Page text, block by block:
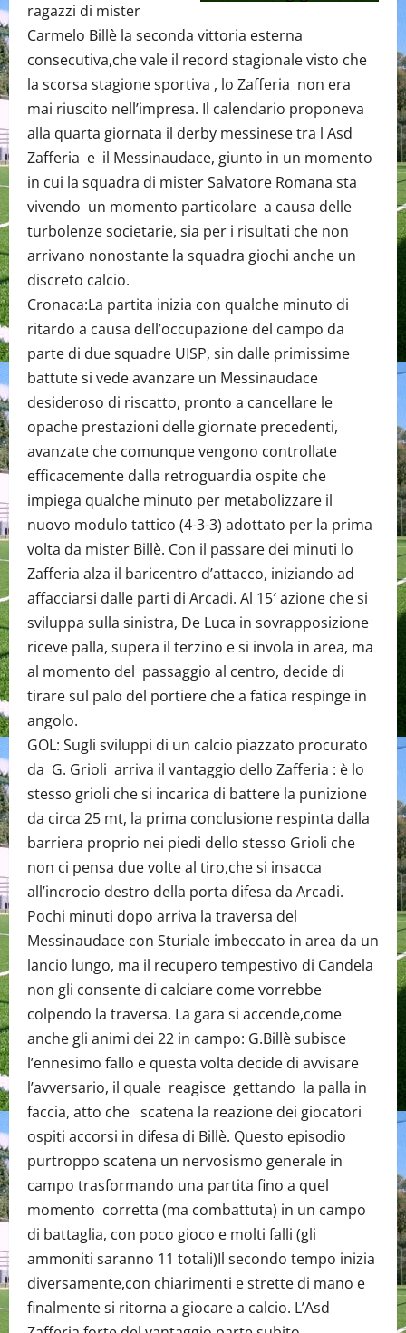
ragazzi di mister
Carmelo Billè la seconda vittoria esterna
consecutiva,che vale il record stagionale visto che
la scorsa stagione sportiva , lo Zafferia non era
mai riuscito nell’impresa. Il calendario proponeva
alla quarta giornata il derby messinese tra l Asd
Zafferia e il Messinaudace, giunto in un momento
in cui la squadra di mister Salvatore Romana sta
vivendo un momento particolare a causa delle
turbolenze societarie, sia per i risultati che non
arrivano nonostante la squadra giochi anche un
discreto calcio.
Cronaca:La partita inizia con qualche minuto di
ritardo a causa dell’occupazione del campo da
parte di due squadre UISP, sin dalle primissime
battute si vede avanzare un Messinaudace
desideroso di riscatto, pronto a cancellare le
opache prestazioni delle giornate precedenti,
avanzate che comunque vengono controllate
efficacemente dalla retroguardia ospite che
impiega qualche minuto per metabolizzare il
nuovo modulo tattico (4-3-3) adottato per la prima
volta da mister Billè. Con il passare dei minuti lo
Zafferia alza il baricentro d’attacco, iniziando ad
affacciarsi dalle parti di Arcadi. Al 15′ azione che si
sviluppa sulla sinistra, De Luca in sovrapposizione
riceve palla, supera il terzino e si invola in area, ma
al momento del passaggio al centro, decide di
tirare sul palo del portiere che a fatica respinge in
angolo.
GOL: Sugli sviluppi di un calcio piazzato procurato
da G. Grioli arriva il vantaggio dello Zafferia : è lo
stesso grioli che si incarica di battere la punizione
da circa 25 mt, la prima conclusione respinta dalla
barriera proprio nei piedi dello stesso Grioli che
non ci pensa due volte al tiro,che si insacca
all’incrocio destro della porta difesa da Arcadi.
Pochi minuti dopo arriva la traversa del
Messinaudace con Sturiale imbeccato in area da un
lancio lungo, ma il recupero tempestivo di Candela
non gli consente di calciare come vorrebbe
colpendo la traversa. La gara si accende,come
anche gli animi dei 22 in campo: G.Billè subisce
l’ennesimo fallo e questa volta decide di avvisare
l’avversario, il quale reagisce gettando la palla in
faccia, atto che scatena la reazione dei giocatori
ospiti accorsi in difesa di Billè. Questo episodio
purtroppo scatena un nervosismo generale in
campo trasformando una partita fino a quel
momento corretta (ma combattuta) in un campo
di battaglia, con poco gioco e molti falli (gli
ammoniti saranno 11 totali)Il secondo tempo inizia
diversamente,con chiarimenti e strette di mano e
finalmente si ritorna a giocare a calcio. L’Asd